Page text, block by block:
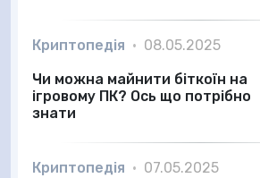
Криптопедія • 08.05.2025
Чи можна майнити біткоїн на
ігровому ПК? Ось що потрібно
знати
Криптопедія • 07.05.2025